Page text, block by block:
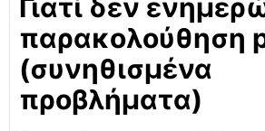
Γιατί δεν
παρακολούθηση
(συνηθισμένα
προβλήματα)